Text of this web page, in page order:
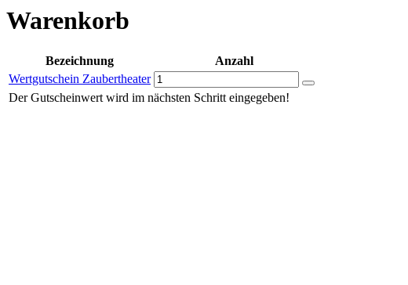
Warenkorb
Bezeichnung
Anzahl
Wertgutschein Zaubertheater
Der Gutscheinwert wird im nächsten Schritt eingegeben!